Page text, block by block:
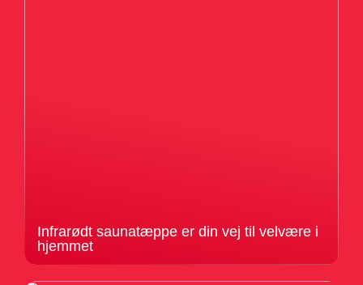
Infrarødt saunatæppe er din vej til velvære i
hjemmet